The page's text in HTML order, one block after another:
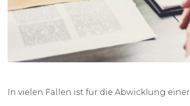
In vielen Fällen ist für die Abwicklung einer